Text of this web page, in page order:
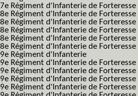
Régiment d'Infanterie de Forteresse
Régiment d'Infanterie de Forteresse
Régiment d'Infanterie de Forteresse
Régiment d'Infanterie de Forteresse
Régiment d'Infanterie de Forteresse
Régiment d'Infanterie de Forteresse
Régiment d'Infanterie
Régiment d'Infanterie de
Régiment d'Infanterie de
Régiment d'Infanterie de
Régiment d'Infanterie de